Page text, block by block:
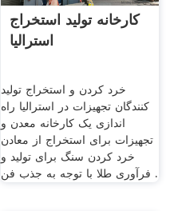
کارخانه تولید استخراج
استرالیا
خرد کردن و استخراج تولید
کنندگان تجهیزات در استرالیا راه
اندازی یک کارخانه معدن و
تجهیزات برای استخراج از معادن
خرد کردن سنگ برای تولید و
فرآوری طلا با توجه به جذب فن .